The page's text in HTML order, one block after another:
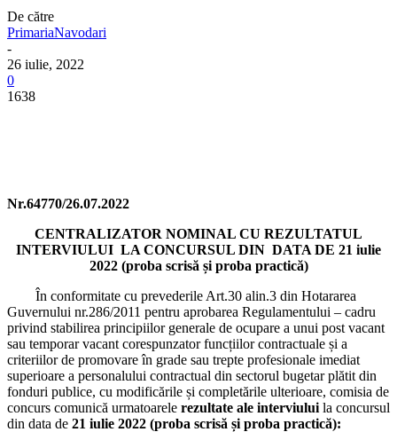
De către
PrimariaNavodari
-
26 iulie, 2022
0
1638
Nr.64770/26.07.2022
CENTRALIZATOR NOMINAL CU REZULTATUL
INTERVIULUI LA CONCURSUL DIN DATA DE 21 iulie
2022 (proba scrisă și proba practică)
În conformitate cu prevederile Art.30 alin.3 din Hotararea
Guvernului nr.286/2011 pentru aprobarea Regulamentului – cadru
privind stabilirea principiilor generale de ocupare a unui post vacant
sau temporar vacant corespunzator funcțiilor contractuale și a
criteriilor de promovare în grade sau trepte profesionale imediat
superioare a personalului contractual din sectorul bugetar plătit din
fonduri publice, cu modificările și completările ulterioare, comisia de
concurs comunică urmatoarele rezultate ale interviului la concursul
din data de 21 iulie 2022 (proba scrisă și proba practică):